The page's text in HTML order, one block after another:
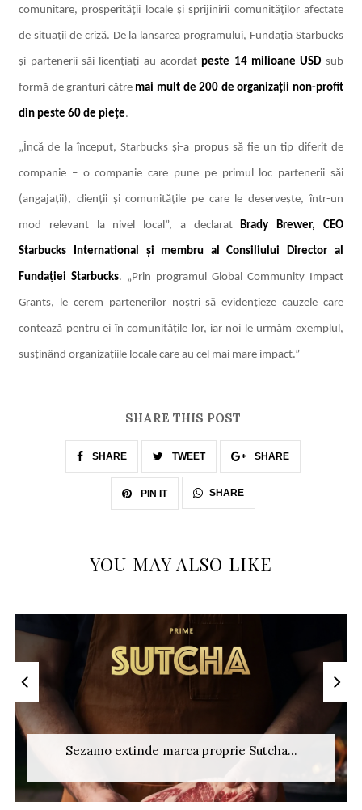
comunitare, prosperității locale și sprijinirii comunităților afectate
de situații de criză. De la lansarea programului, Fundația Starbucks
și partenerii săi licențiați au acordatpeste 14 milioane USD sub
formă de granturi către mai mult de 200 de organizații non-profit
din peste 60 de piețe.
„Încă de la început, Starbucks și-a propus să fie un tip diferit de
companie – o companiecare pune pe primul loc partenerii săi
(angajații), clienții și comunitățile pe care le deservește, într-un
mod relevant la nivel local”, a declaratBrady Brewer, CEO
Starbucks International și membru al Consiliului Director al
Fundației Starbucks. „Prin programul Global Community Impact
Grants, le cerem partenerilor noștri să evidențieze cauzele care
contează pentru ei în comunitățile lor, iar noi le urmăm exemplul,
susținând organizațiile locale care au cel mai mare impact.”
SHARE THIS POST
SHARE TWEET SHARE
PIN IT SHARE
YOU MAY ALSO LIKE
Sezamo extinde marca proprie Sutcha...